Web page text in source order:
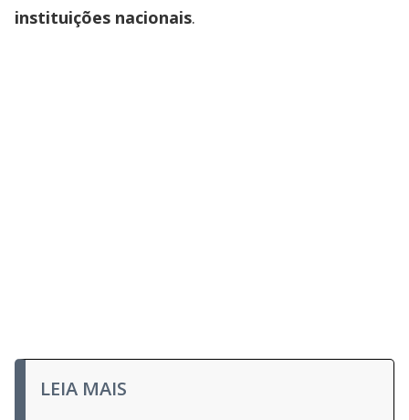
instituições nacionais.
LEIA MAIS